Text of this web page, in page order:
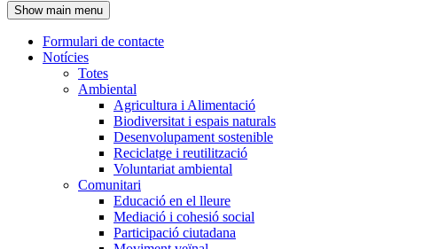
l'encapçalament
Show main menu
Navegació
principal
Formulari de contacte
Notícies
Totes
Ambiental
Agricultura i Alimentació
Biodiversitat i espais naturals
Desenvolupament sostenible
Reciclatge i reutilització
Voluntariat ambiental
Comunitari
Educació en el lleure
Mediació i cohesió social
Participació ciutadana